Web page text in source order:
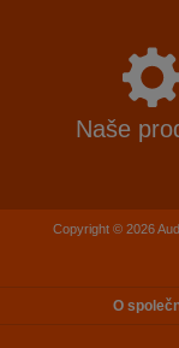
Naše
Copyright © 2026
O